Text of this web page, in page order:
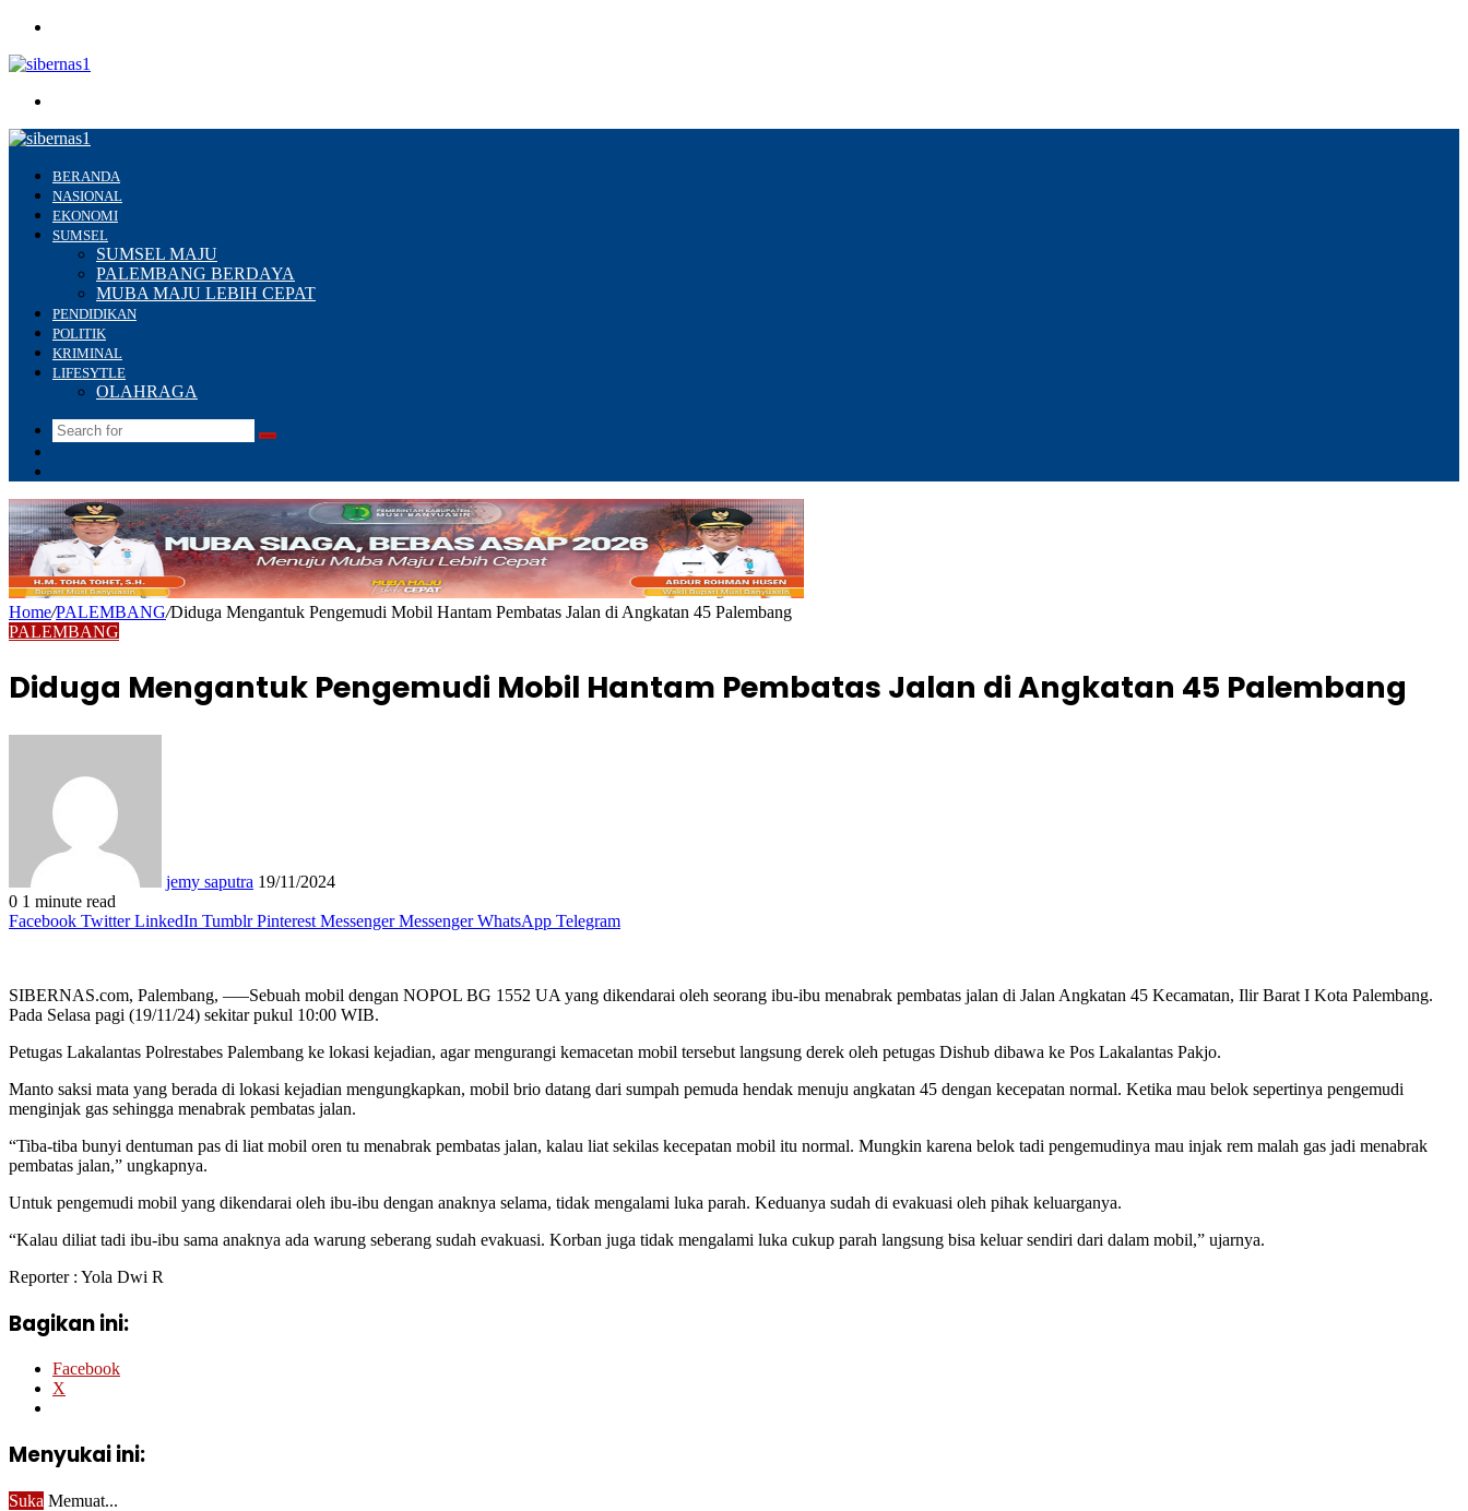
BERANDA
NASIONAL
EKONOMI
SUMSEL
SUMSEL MAJU
PALEMBANG BERDAYA
MUBA MAJU LEBIH CEPAT
PENDIDIKAN
POLITIK
KRIMINAL
LIFESYTLE
OLAHRAGA
Search
Home/PALEMBANG/Diduga Mengantuk Pengemudi Mobil Hantam Pembatas Jalan di Angkatan 45 Palembang
PALEMBANG
Diduga Mengantuk Pengemudi Mobil Hantam Pembatas Jalan di Angkatan 45 Palembang
jemy saputra 19/11/2024
0 1 minute read
Facebook Twitter LinkedIn Tumblr Pinterest Messenger Messenger WhatsApp Telegram
SIBERNAS.com, Palembang, —–Sebuah mobil dengan NOPOL BG 1552 UA yang dikendarai oleh seorang ibu-ibu menabrak pembatas jalan di Jalan Angkatan 45 Kecamatan, Ilir Barat I Kota Palembang.
Pada Selasa pagi (19/11/24) sekitar pukul 10:00 WIB.
Petugas Lakalantas Polrestabes Palembang ke lokasi kejadian, agar mengurangi kemacetan mobil tersebut langsung derek oleh petugas Dishub dibawa ke Pos Lakalantas Pakjo.
Manto saksi mata yang berada di lokasi kejadian mengungkapkan, mobil brio datang dari sumpah pemuda hendak menuju angkatan 45 dengan kecepatan normal. Ketika mau belok sepertinya pengemudi
menginjak gas sehingga menabrak pembatas jalan.
“Tiba-tiba bunyi dentuman pas di liat mobil oren tu menabrak pembatas jalan, kalau liat sekilas kecepatan mobil itu normal. Mungkin karena belok tadi pengemudinya mau injak rem malah gas jadi menabrak
pembatas jalan,” ungkapnya.
Untuk pengemudi mobil yang dikendarai oleh ibu-ibu dengan anaknya selama, tidak mengalami luka parah. Keduanya sudah di evakuasi oleh pihak keluarganya.
“Kalau diliat tadi ibu-ibu sama anaknya ada warung seberang sudah evakuasi. Korban juga tidak mengalami luka cukup parah langsung bisa keluar sendiri dari dalam mobil,” ujarnya.
Reporter : Yola Dwi R
Bagikan ini:
Facebook
X
Menyukai ini:
Suka Memuat...